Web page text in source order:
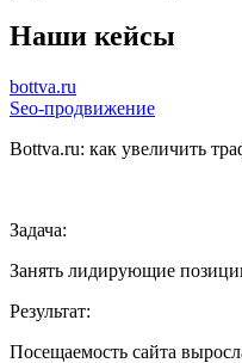
Наши кейсы
bottva.ru
Seo-продвижение
Bottva.ru: как увеличить
Задача:
Занять лидирующие
Результат:
Посещаемость сайта